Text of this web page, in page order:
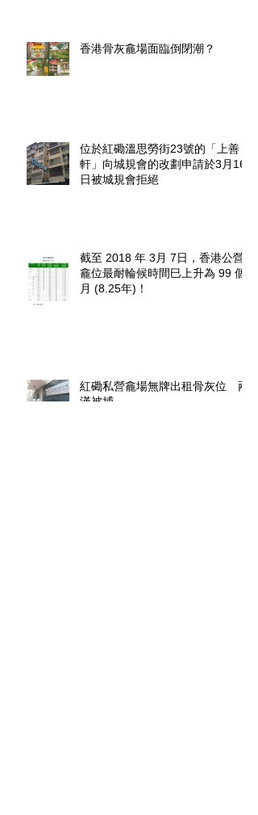
香港骨灰龕場面臨倒閉潮？
位於紅磡溫思勞街23號的「上善
軒」向城規會的改劃申請於3月16
日被城規會拒絕
截至 2018 年 3月 7日，香港公營
龕位最耐輪候時間巳上升為 99 個
月 (8.25年)！
紅磡私營龕場無牌出租骨灰位 兩
漢被捕